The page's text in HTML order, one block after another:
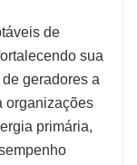
de
sua
geradores a
organizações
primária,